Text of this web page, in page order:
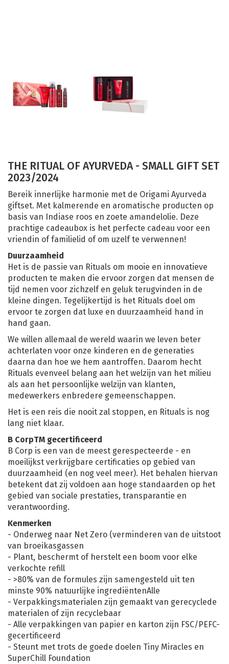
THE RITUAL OF AYURVEDA - SMALL GIFT SET
2023/2024
Bereik innerlijke harmonie met de Origami Ayurveda
giftset. Met kalmerende en aromatische producten op
basis van Indiase roos en zoete amandelolie. Deze
prachtige cadeaubox is het perfecte cadeau voor een
vriendin of familielid of om uzelf te verwennen!
Duurzaamheid
Het is de passie van Rituals om mooie en innovatieve
producten te maken die ervoor zorgen dat mensen de
tijd nemen voor zichzelf en geluk terugvinden in de
kleine dingen. Tegelijkertijd is het Rituals doel om
ervoor te zorgen dat luxe en duurzaamheid hand in
hand gaan.
We willen allemaal de wereld waarin we leven beter
achterlaten voor onze kinderen en de generaties
daarna dan hoe we hem aantroffen. Daarom hecht
Rituals evenveel belang aan het welzijn van het milieu
als aan het persoonlijke welzijn van klanten,
medewerkers enbredere gemeenschappen.
Het is een reis die nooit zal stoppen, en Rituals is nog
lang niet klaar.
B CorpTM gecertificeerd
B Corp is een van de meest gerespecteerde - en
moeilijkst verkrijgbare certificaties op gebied van
duurzaamheid (en nog veel meer). Het behalen hiervan
betekent dat zij voldoen aan hoge standaarden op het
gebied van sociale prestaties, transparantie en
verantwoording.
Kenmerken
- Onderweg naar Net Zero (verminderen van de uitstoot
van broeikasgassen
- Plant, beschermt of herstelt een boom voor elke
verkochte refill
- >80% van de formules zijn samengesteld uit ten
minste 90% natuurlijke ingrediëntenAlle
- Verpakkingsmaterialen zijn gemaakt van gerecyclede
materialen of zijn recyclebaar
- Alle verpakkingen van papier en karton zijn FSC/PEFC-
gecertificeerd
- Steunt met trots de goede doelen Tiny Miracles en
SuperChill Foundation